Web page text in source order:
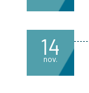
14
nov.